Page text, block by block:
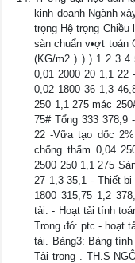
kinh doanh Ngành
trọng Hệ trọng Chiều
sàn chuẩn v•ợt toán
(KG/m2 ) ) ) 1 2 3 4
0,01 2000 20 1,1 22
0,02 1800 36 1,3
250 1,1 275 mác
75# Tổng 333 378,9
22 -Vữa tạo dốc
chống thấm 0,04
2500 250 1,1 275
27 1,3 35,1 - Thiết bị
1800 315,75 1,2
tải. - Hoạt tải tính
Trong đó: ptc - hoạt
tải. Bảng3: Bảng
Tải trọng . TH.S